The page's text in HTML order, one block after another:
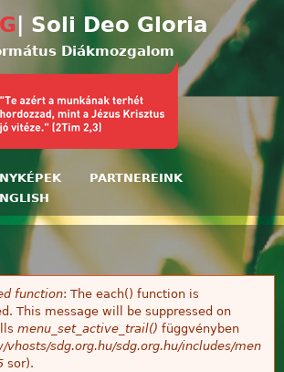
| Soli Deo Gloria
Diákmozgalom
PARTNEREINK
function: The each() function is
This message will be suppressed on
menu_set_active_trail() függvényben
vhosts/sdg.org.hu/sdg.org.hu/includes/men
sor).